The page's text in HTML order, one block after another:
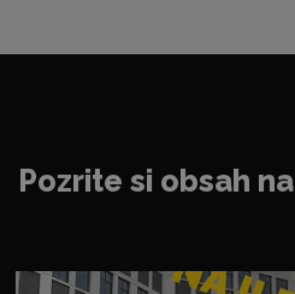
Pozrite si obsah na